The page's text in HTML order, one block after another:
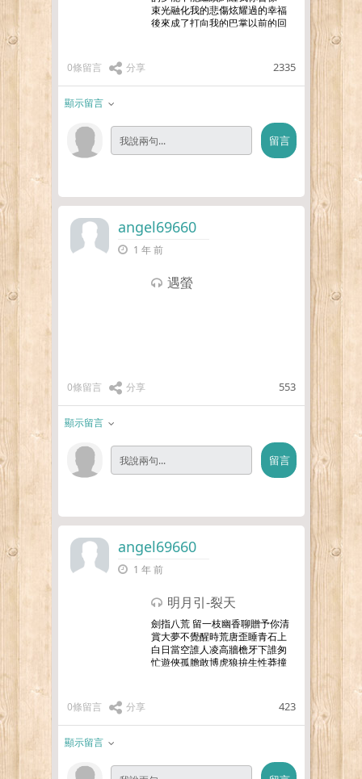
束光融化我的悲傷炫耀過的幸福
後來成了打向我的巴掌以前的回
…更多
0條留言 分享 2335
顯示留言
angel69660
1 年 前
遇螢
0條留言 分享 553
顯示留言
angel69660
1 年 前
明月引-裂天
劍指八荒 留一枝幽香聊贈予你清
賞大夢不覺醒時荒唐歪睡青石上
白日當空誰人凌高牆檐牙下誰匆
忙遊俠孤膽敢博虎狼拚生性莽撞
0條留言 分享 423
顯示留言